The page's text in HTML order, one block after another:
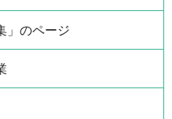
」のページ